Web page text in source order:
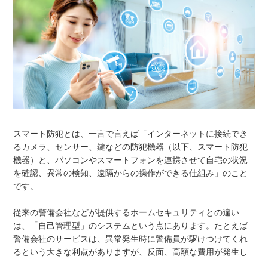
スマート防犯とは、一言で言えば「インターネットに接続でき
るカメラ、センサー、鍵などの防犯機器（以下、スマート防犯
機器）と、パソコンやスマートフォンを連携させて自宅の状況
を確認、異常の検知、遠隔からの操作ができる仕組み」のこと
です。
従来の警備会社などが提供するホームセキュリティとの違い
は、「自己管理型」のシステムという点にあります。たとえば
警備会社のサービスは、異常発生時に警備員が駆けつけてくれ
るという大きな利点がありますが、反面、高額な費用が発生し